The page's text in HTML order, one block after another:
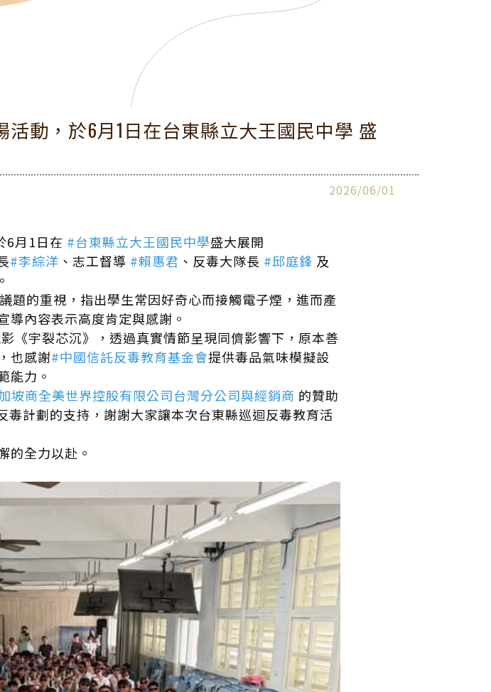
動，於6月1日在台東縣立大王國民中學 盛
2026/06/01
6月1日在 #台東縣立大王國民中學盛大展開
#李綜洋 、志工督導 #賴惠君 、反毒大隊長 #邱庭鋒 及
題的重視，指出學生常因好奇心而接觸電子煙，進而產
導內容表示高度肯定與感謝。
《宇裂芯沉》，透過真實情節呈現同儕影響下，原本善
也感謝#中國信託反毒教育基金會提供毒品氣味模擬設
能力。
坡商全美世界控股有限公司台灣分公司與經銷商 的贊助
毒計劃的支持，謝謝大家讓本次台東縣巡迴反毒教育活
的全力以赴。